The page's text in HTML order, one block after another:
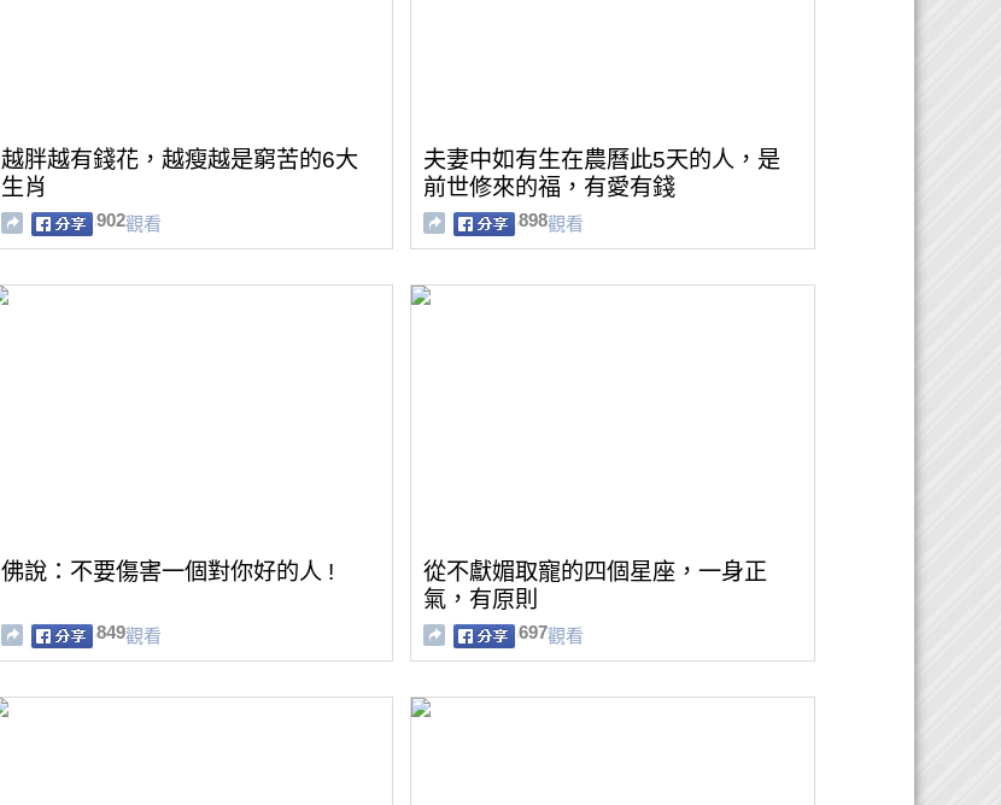
越胖越有錢花，越瘦越是窮苦的6大
生肖
902觀看
夫妻中如有生在農曆此5天的人，是
前世修來的福，有愛有錢
898觀看
佛說：不要傷害一個對你好的人 !
849觀看
從不獻媚取寵的四個星座，一身正
氣，有原則
697觀看